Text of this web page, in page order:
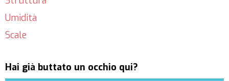
Umidità
Scale
Hai già buttato un occhio qui?